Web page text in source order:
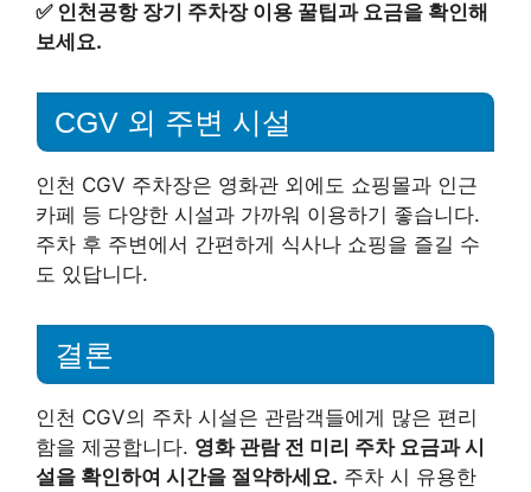
✅ 인천공항 장기 주차장 이용 꿀팁과 요금을 확인해
보세요.
CGV 외 주변 시설
인천 CGV 주차장은 영화관 외에도 쇼핑몰과 인근
카페 등 다양한 시설과 가까워 이용하기 좋습니다.
주차 후 주변에서 간편하게 식사나 쇼핑을 즐길 수
도 있답니다.
결론
인천 CGV의 주차 시설은 관람객들에게 많은 편리
함을 제공합니다. 영화 관람 전 미리 주차 요금과 시
설을 확인하여 시간을 절약하세요. 주차 시 유용한